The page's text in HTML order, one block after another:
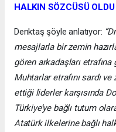
HALKIN SÖZCÜSÜ OLDU
Denktaş şöyle anlatıyor:
mesajlarla bir zemin
gören arkadaşları
Muhtarlar etrafını sardı
ettiği liderler karşısında
Türkiye’ye bağlı tutum
Atatürk ilkelerine bağlı